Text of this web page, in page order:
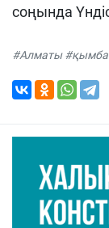
соңында
#Алматы